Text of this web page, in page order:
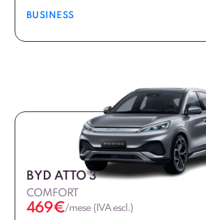
BUSINESS
BYD ATTO 3
COMFORT
469€/mese (IVA escl.)